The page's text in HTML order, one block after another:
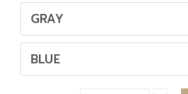
GRAY
BLUE